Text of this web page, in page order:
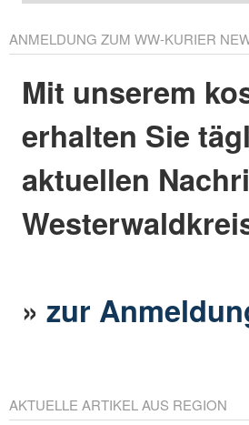
ANMELDUNG ZUM WW-KURIER
Mit unserem
erhalten Sie
aktuellen
»zur
AKTUELLE ARTIKEL AUS REGION